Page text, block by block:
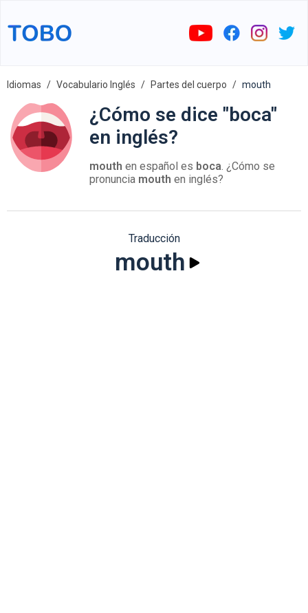
Idiomas Vocabulario Inglés Partes del cuerpo mouth
¿Cómo se dice "boca"
en inglés?
mouth en español es boca. ¿Cómo se
pronuncia mouth en inglés?
Traducción
mouth